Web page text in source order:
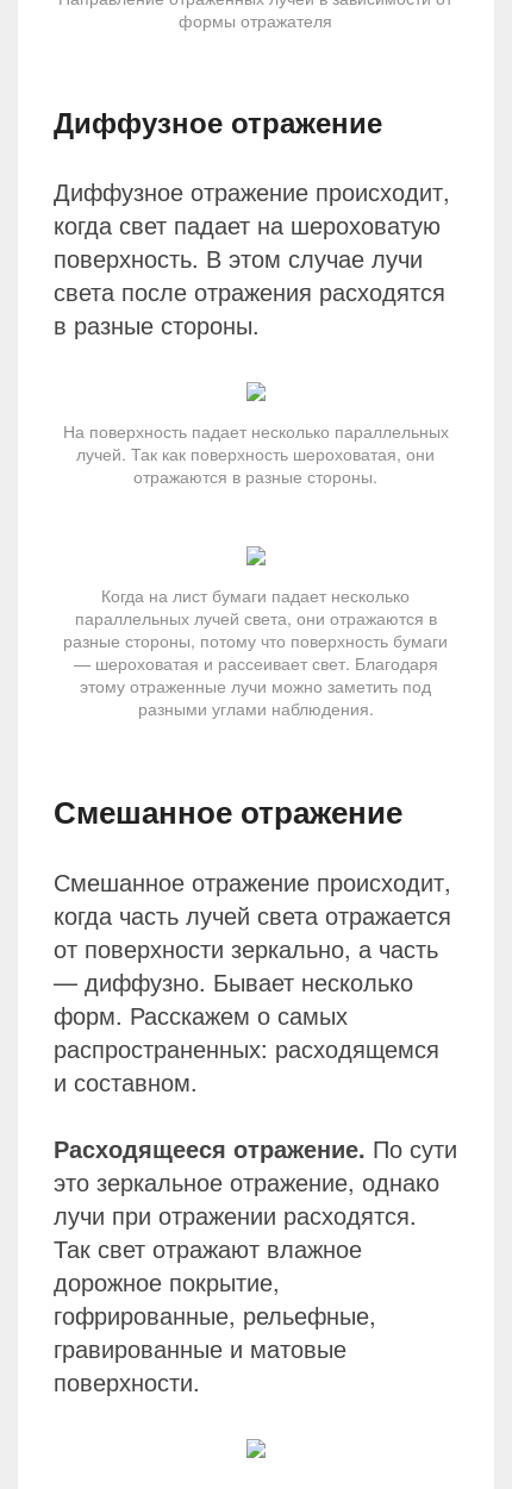
формы отражателя
Диффузное отражение
Диффузное отражение происходит,
когда свет падает на шероховатую
поверхность. В этом случае лучи
света после отражения расходятся
в разные стороны.
На поверхность падает несколько параллельных
лучей. Так как поверхность шероховатая, они
отражаются в разные стороны.
Когда на лист бумаги падает несколько
параллельных лучей света, они отражаются в
разные стороны, потому что поверхность бумаги
— шероховатая и рассеивает свет. Благодаря
этому отраженные лучи можно заметить под
разными углами наблюдения.
Смешанное отражение
Смешанное отражение происходит,
когда часть лучей света отражается
от поверхности зеркально, а часть
— диффузно. Бывает несколько
форм. Расскажем о самых
распространенных: расходящемся
и составном.
Расходящееся отражение. По сути
это зеркальное отражение, однако
лучи при отражении расходятся.
Так свет отражают влажное
дорожное покрытие,
гофрированные, рельефные,
гравированные и матовые
поверхности.